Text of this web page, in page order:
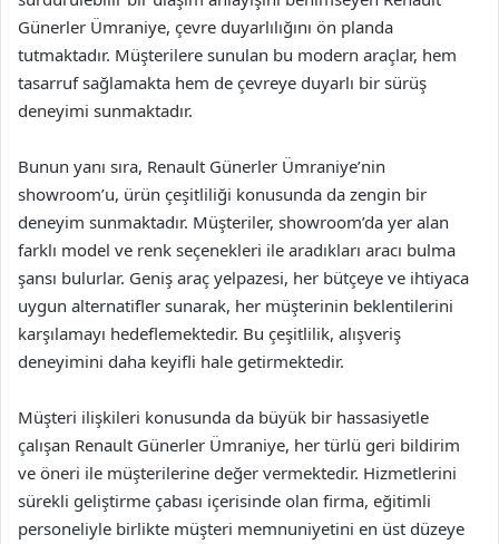
Günerler Ümraniye, çevre duyarlılığını ön planda
tutmaktadır. Müşterilere sunulan bu modern araçlar, hem
tasarruf sağlamakta hem de çevreye duyarlı bir sürüş
deneyimi sunmaktadır.
Bunun yanı sıra, Renault Günerler Ümraniye’nin
showroom’u, ürün çeşitliliği konusunda da zengin bir
deneyim sunmaktadır. Müşteriler, showroom’da yer alan
farklı model ve renk seçenekleri ile aradıkları aracı bulma
şansı bulurlar. Geniş araç yelpazesi, her bütçeye ve ihtiyaca
uygun alternatifler sunarak, her müşterinin beklentilerini
karşılamayı hedeflemektedir. Bu çeşitlilik, alışveriş
deneyimini daha keyifli hale getirmektedir.
Müşteri ilişkileri konusunda da büyük bir hassasiyetle
çalışan Renault Günerler Ümraniye, her türlü geri bildirim
ve öneri ile müşterilerine değer vermektedir. Hizmetlerini
sürekli geliştirme çabası içerisinde olan firma, eğitimli
personeliyle birlikte müşteri memnuniyetini en üst düzeye